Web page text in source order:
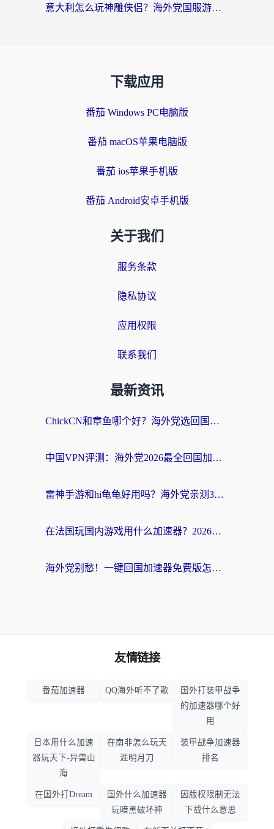
意大利怎么玩神雕侠侣？海外党国服游戏加速终极指南（附欧洲玩王者王国保卫战4不卡技巧）
下载应用
番茄 Windows PC电脑版
番茄 macOS苹果电脑版
番茄 ios苹果手机版
番茄 Android安卓手机版
关于我们
服务条款
隐私协议
应用权限
联系我们
最新资讯
ChickCN和章鱼哪个好？海外党选回国加速器的3个关键维度 + 实用避坑指南
中国VPN评测：海外党2026最全回国加速器选择指南，告别地区限制不踩坑
雷神手游和hi龟龟好用吗？海外党亲测3款回国加速器，教你选对国外到国内加速器
在法国玩国内游戏用什么加速器？2026实测解决延迟卡顿的实用指南
海外党别愁！一键回国加速器免费版怎么选？从踩坑到流畅访问的全攻略
友情链接
番茄加速器 QQ海外听不了歌
国外打装甲战争
的加速器哪个好
用
日本用什么加速
器玩天下-异兽山
海
在南非怎么玩天
涯明月刀
装甲战争加速器
排名
在国外打Dream
国外什么加速器
玩暗黑破坏神
因版权限制无法
下载什么意思